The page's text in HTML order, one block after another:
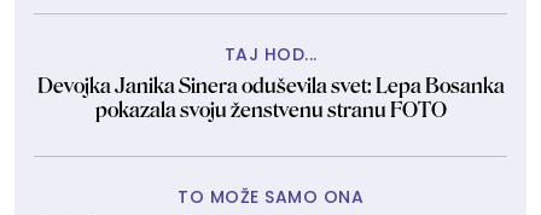
TAJ HOD...
Devojka Janika Sinera oduševila svet: Lepa Bosanka
pokazala svoju ženstvenu stranu FOTO
TO MOŽE SAMO ONA